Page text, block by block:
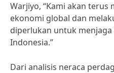
Warjiyo, “Kami akan
ekonomi global dan
diperlukan untuk
Indonesia.”
Dari analisis neraca